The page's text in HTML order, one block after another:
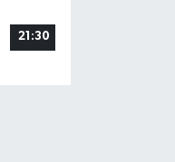
21:30